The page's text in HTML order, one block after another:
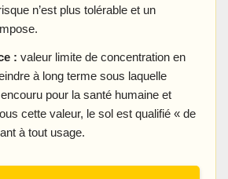
n’est plus tolérable et un
: valeur limite de concentration en
à long terme sous laquelle
pour la santé humaine et
cette valeur, le sol est qualifié « de
à tout usage.